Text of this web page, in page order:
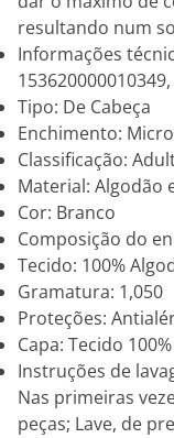
resultando num
Informações
Tipo: De Cabeça
Enchimento:
Classificação:
Material: Algodão
Cor: Branco
Composição do
Tecido: 100%
Gramatura: 1,050
Proteções:
Capa: Tecido
Instruções de
Nas primeiras
peças; Lave, de